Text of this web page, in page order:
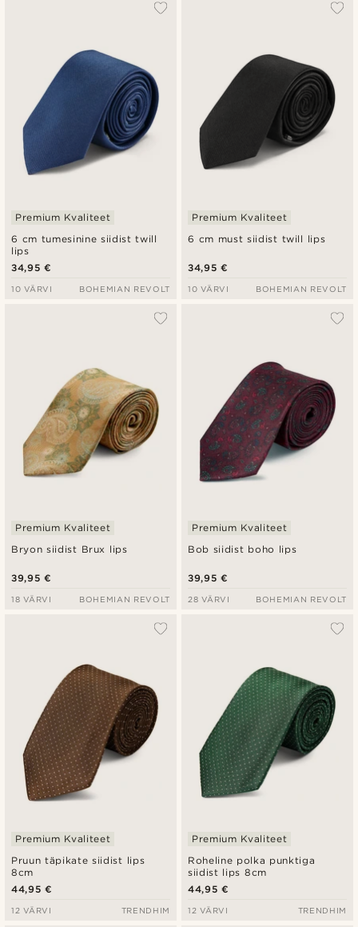
6 cm tumesinine siidist twill
lips
Premium Kvaliteet
34,95 €
10 VÄRVI BOHEMIAN REVOLT
6 cm must siidist twill lips
Premium Kvaliteet
34,95 €
10 VÄRVI BOHEMIAN REVOLT
Bryon siidist Brux lips
Premium Kvaliteet
39,95 €
18 VÄRVI BOHEMIAN REVOLT
Bob siidist boho lips
Premium Kvaliteet
39,95 €
28 VÄRVI BOHEMIAN REVOLT
Pruun täpikate siidist lips
8cm
Premium Kvaliteet
44,95 €
12 VÄRVI TRENDHIM
Roheline polka punktiga
siidist lips 8cm
Premium Kvaliteet
44,95 €
12 VÄRVI TRENDHIM